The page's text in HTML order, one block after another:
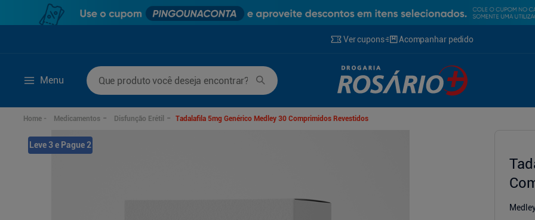
Ver cupons Acompanhar pedido
Menu
Que produto você deseja encontrar?
Medicamentos Disfunção Erétil Tadalafila 5mg Genérico Medley 30 Comprimidos Revestidos
Leve 3 e Pague 2
Termos mais buscados